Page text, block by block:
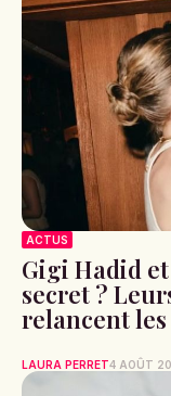
ACTUS
Gigi Hadid
secret ?
relancent
LAURA PERRET4 AOÛT